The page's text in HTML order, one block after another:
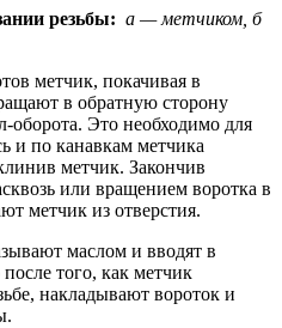
резьбы: а — метчиком, б
метчик, покачивая в
в обратную сторону
оборота. Это необходимо для
и по канавкам метчика
метчик. Закончив
или вращением воротка в
метчик из отверстия.
маслом и вводят в
после того, как метчик
накладывают вороток и